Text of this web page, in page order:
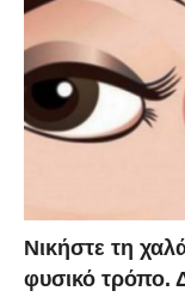
Νικήστε τη
φυσικό τρόπο.